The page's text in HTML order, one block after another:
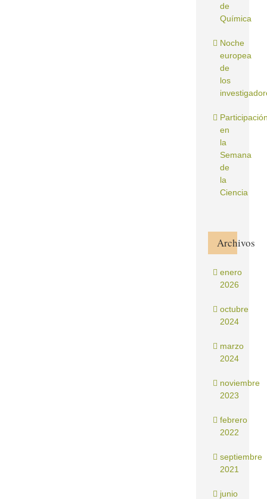
de
Química
Noche
europea
de
los
en
la
Semana
de
la
Ciencia
Archivos
enero
2026
octubre
2024
marzo
2024
noviembre
2023
febrero
2022
septiembre
2021
junio